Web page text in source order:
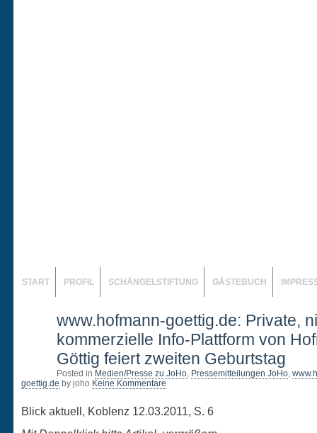
START PROFIL SCHÄNGELSTIFTUNG GÄSTEBUCH
www.hofmann-goettig.de: Private,
kommerzielle Info-Plattform von
Göttig feiert zweiten Geburtstag
Posted in Medien/Presse zu JoHo, Pressemitteilungen JoHo,
goettig.de by joho Keine Kommentare
Blick aktuell, Koblenz 12.03.2011, S. 6